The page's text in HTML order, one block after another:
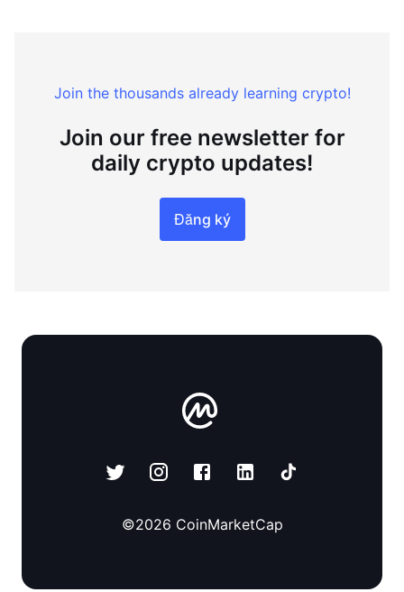
Join the thousands already learning crypto!
Join our free newsletter for
daily crypto updates!
Đăng ký
©2026 CoinMarketCap